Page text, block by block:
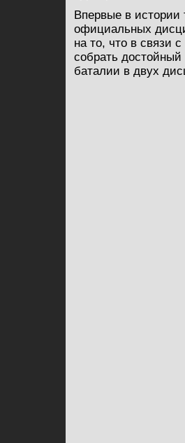
Впервые в истории
официальных
на то, что в связи
собрать
баталии в двух